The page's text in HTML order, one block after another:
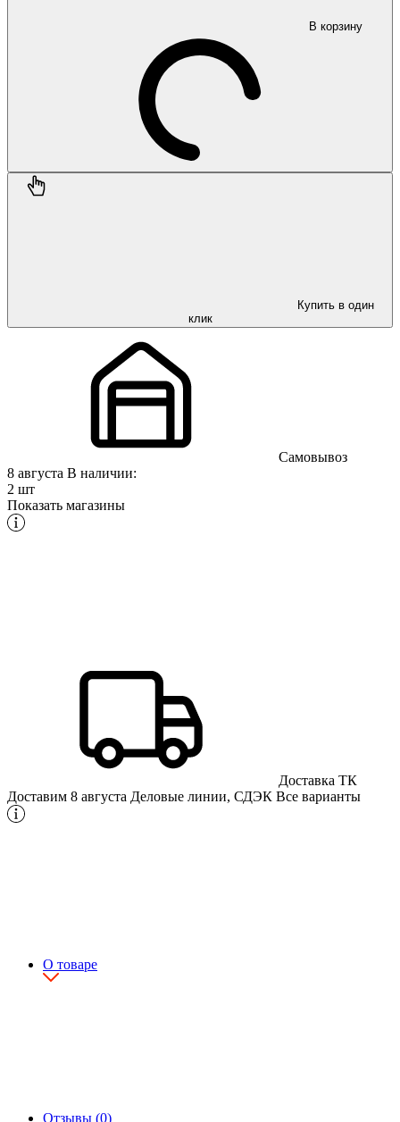
В корзину
Купить в один
клик
Самовывоз
8 августа В наличии:
2 шт
Показать магазины
Доставка ТК
Доставим 8 августа Деловые линии, СДЭК Все варианты
О товаре
Отзывы (0)